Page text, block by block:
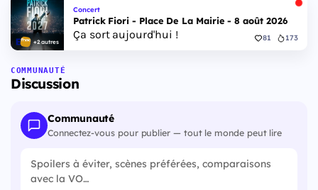
+2 autres
Concert
Patrick Fiori - Place De La Mairie - 8 août 2026
Ça sort aujourd'hui ! 81 173
COMMUNAUTÉ
Discussion
Communauté
Connectez-vous pour publier — tout le monde peut lire